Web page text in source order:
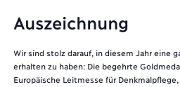
Auszeichnung
Wir sind stolz darauf, in diesem Jahr eine
erhalten zu haben: Die begehrte
Europäische Leitmesse für